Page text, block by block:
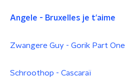
Angele - Bruxelles je t'aime
Zwangere Guy - Gorik Part One
Schroothop - Cascaraï